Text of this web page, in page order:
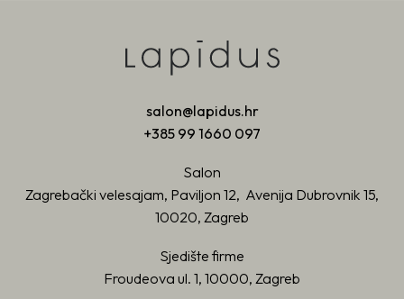
salon@lapidus.hr
+385 99 1660 097
Salon
Zagrebački velesajam, Paviljon 12, Avenija Dubrovnik 15,
10020, Zagreb
Sjedište firme
Froudeova ul. 1, 10000, Zagreb